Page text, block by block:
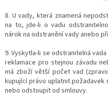
8. U vady, která znamená
na to, jde-li o vadu
nárok na odstranění vady anebo
9. Vyskytla-li se odstranitelná
reklamace pro stejnou závadu
má zboží větší počet vad
kupující právo uplatnit požadavek
nebo odstoupit od smlouvy.